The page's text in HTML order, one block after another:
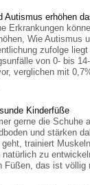
Autismus erhöhen
Erkrankungen
Wie Autismus
zufolge
von 0- bis
verglichen mit
Kinderfüße
gerne die Schuhe
und stärken
trainiert
zu
Füßen, das ist völlig